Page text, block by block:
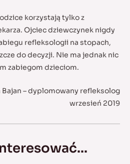
korzystają tylko z
Ojciec dziewczynek nigdy
refleksologii na stopach,
do decyzji. Nie ma jednak nic
zabiegom dzieciom.
Bajan – dyplomowany refleksolog
wrzesień 2019